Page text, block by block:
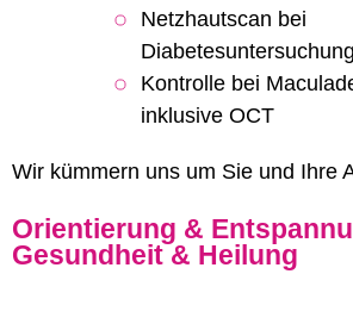
Netzhautscan bei
Diabetesuntersuchung
Kontrolle bei
inklusive OCT
Wir kümmern uns um Sie und Ihre
Orientierung &
Gesundheit & Heilung